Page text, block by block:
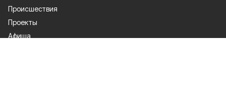
Происшествия
Проекты
Афиша